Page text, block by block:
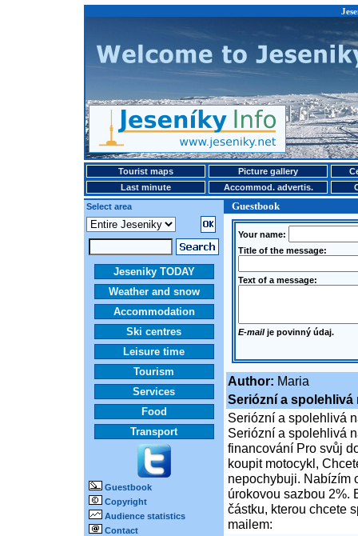
Tourist maps Picture gallery
Last minute
Accommod. advertis.
Select area
Guestbook
Jeseniky TODAY
Weather and snow
Accommodation
Ski centres
Leisure time
Tourism
Services
Food
Transport
Guestbook
Copyright
Audience statistics
Contact
Your name:
Title of the message:
Text of a message:
E-mailje povinný údaj.
Author: Maria
Seriózní a
Seriózní a spolehlivá
Seriózní a spolehlivá
financování Pro svůj
koupit motocykl,
nepochybuji. Nabízím
úrokovou sazbou 2%.
částku, kterou chcete
mailem: